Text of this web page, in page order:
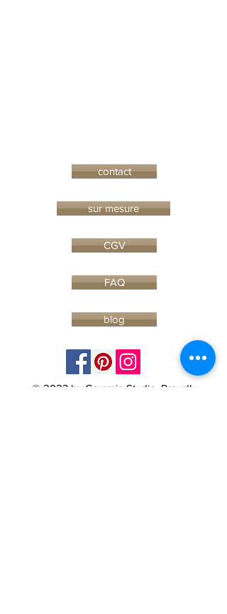
contact
sur mesure
CGV
FAQ
blog
© 2023 by Ceramic-Studio. Proudly